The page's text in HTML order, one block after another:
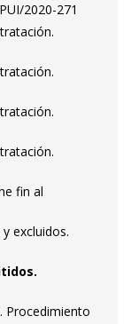
2020-271
fin al
excluidos.
Procedimiento